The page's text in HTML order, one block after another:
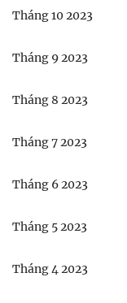
Tháng 10 2023
Tháng 9 2023
Tháng 8 2023
Tháng 7 2023
Tháng 6 2023
Tháng 5 2023
Tháng 4 2023